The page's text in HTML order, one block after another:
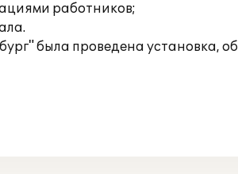
работников;
была проведена установка,